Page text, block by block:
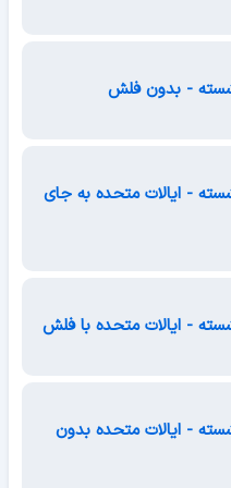
- ایالات متحده به جای
- ایالات متحده بدون